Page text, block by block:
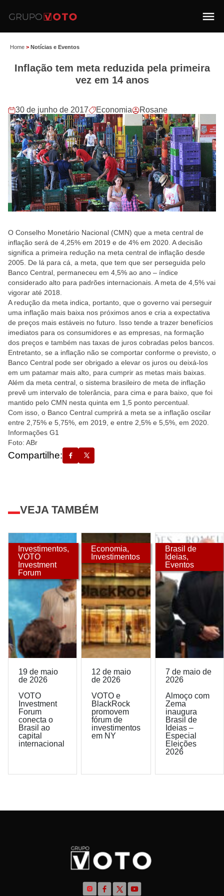
Home > Notícias e Eventos
Inflação tem meta reduzida pela primeira
vez em 14 anos
30 de junho de 2017 Economia Rosane
O Conselho Monetário Nacional (CMN) que a meta central de
inflação será de 4,25% em 2019 e de 4% em 2020. A decisão
significa a primeira redução na meta central de inflação desde
2005. De lá para cá, a meta, que tem que ser perseguida pelo
Banco Central, permaneceu em 4,5% ao ano – índice
considerado alto para padrões internacionais. A meta de 4,5% vai
vigorar até 2018.
A redução da meta indica, portanto, que o governo vai perseguir
uma inflação mais baixa nos próximos anos e cria a expectativa
de preços mais estáveis no futuro. Isso tende a trazer benefícios
imediatos para os consumidores e as empresas, na formação
dos preços e também nas taxas de juros cobradas pelos bancos.
Entretanto, se a inflação não se comportar conforme o previsto, o
Banco Central pode ser obrigado a elevar os juros ou deixá-los
em um patamar mais alto, para cumprir as metas mais baixas.
Além da meta central, o sistema brasileiro de meta de inflação
prevê um intervalo de tolerância, para cima e para baixo, que foi
mantido pelo CMN nesta quinta em 1,5 ponto percentual.
Com isso, o Banco Central cumprirá a meta se a inflação oscilar
entre 2,75% e 5,75%, em 2019, e entre 2,5% e 5,5%, em 2020.
Informações G1
Foto: ABr
Compartilhe:
VEJA TAMBÉM
Investimentos,
VOTO
Investment
Forum
19 de maio
de 2026
VOTO
Investment
Forum
conecta o
Brasil ao
capital
internacional
Economia,
Investimentos
12 de maio
de 2026
VOTO e
BlackRock
promovem
fórum de
investimentos
em NY
Brasil de
Ideias,
Eventos
7 de maio de
2026
Almoço com
Zema
inaugura
Brasil de
Ideias –
Especial
Eleições
2026